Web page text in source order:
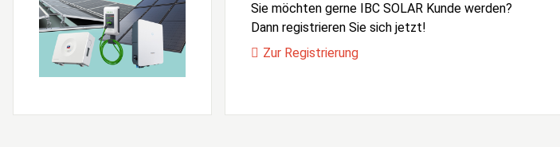
Sie möchten gerne IBC SOLAR Kunde werden?
Dann registrieren Sie sich jetzt!
Zur Registrierung